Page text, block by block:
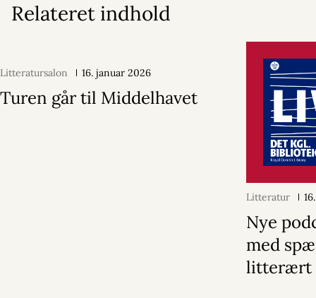
Relateret indhold
Litteratursalon 16. januar 2026
Turen går til Middelhavet
Litteratur
Nye
med
litterært